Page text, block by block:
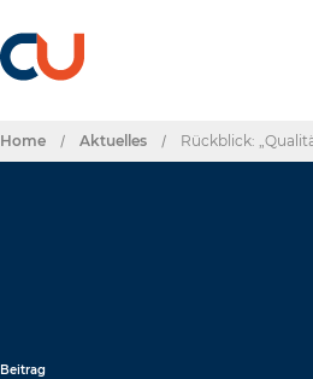
Home / Aktuelles / Rückblick:
Beitrag